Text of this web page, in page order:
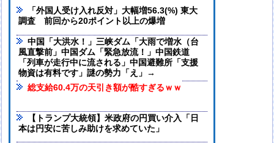
「外国人受け入れ反対」大幅増56.3(%) 東大
調査 前回から20ポイント以上の爆増
中国「大洪水！」三峡ダム「大雨で増水（台
風直撃前」中国ダム「緊急放流！」中国鉄道
「列車が走行中に流される」中国避難所「支援
物資は有料です」謎の勢力「え」→
総支給60.4万の天引き額が酷すぎるｗｗ
【トランプ大統領】米政府の円買い介入「日
本は円安に苦しみ助けを求めていた」